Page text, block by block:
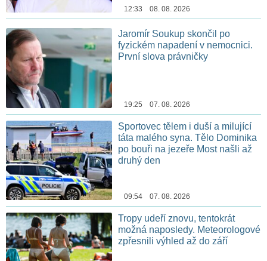
12:33 08. 08. 2026
Jaromír Soukup skončil po
fyzickém napadení v nemocnici.
První slova právničky
19:25 07. 08. 2026
Sportovec tělem i duší a milující
táta malého syna. Tělo Dominika
po bouři na jezeře Most našli až
druhý den
09:54 07. 08. 2026
Tropy udeří znovu, tentokrát
možná naposledy. Meteorologové
zpřesnili výhled až do září